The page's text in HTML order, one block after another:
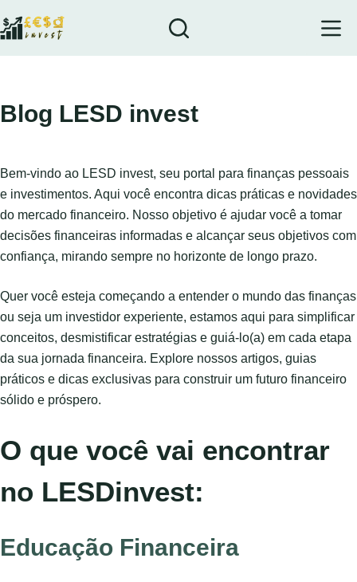
Blog LESD invest
Bem-vindo ao LESD invest, seu portal para finanças pessoais
e investimentos. Aqui você encontra dicas práticas e novidades
do mercado financeiro. Nosso objetivo é ajudar você a tomar
decisões financeiras informadas e alcançar seus objetivos com
confiança, mirando sempre no horizonte de longo prazo.
Quer você esteja começando a entender o mundo das finanças
ou seja um investidor experiente, estamos aqui para simplificar
conceitos, desmistificar estratégias e guiá-lo(a) em cada etapa
da sua jornada financeira. Explore nossos artigos, guias
práticos e dicas exclusivas para construir um futuro financeiro
sólido e próspero.
O que você vai encontrar
no LESDinvest:
Educação Financeira